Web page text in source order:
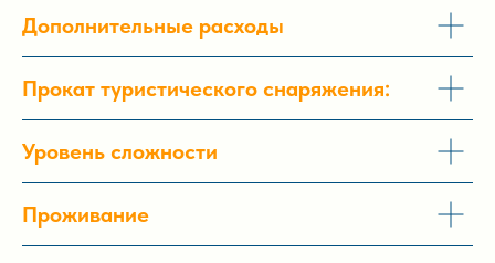
Дополнительные расходы
Прокат туристического снаряжения:
Уровень сложности
Проживание